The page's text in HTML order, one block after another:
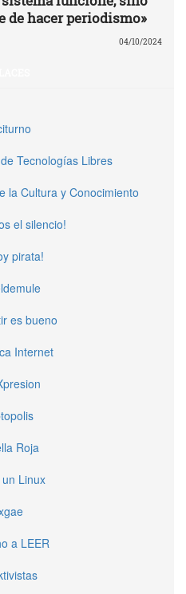
de hacer periodismo»
04/10/2024
Tecnologías Libres
la Cultura y Conocimiento
el silencio!
pirata!
es bueno
Internet
Roja
Linux
a LEER